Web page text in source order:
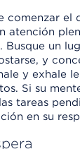
comenzar el
atención
Busque un
y
y exhale
Si su
tareas
en su